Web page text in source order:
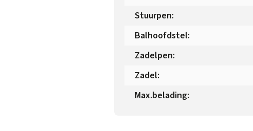
Stuurpen:
Balhoofdstel:
Zadelpen:
Zadel:
Max.belading: